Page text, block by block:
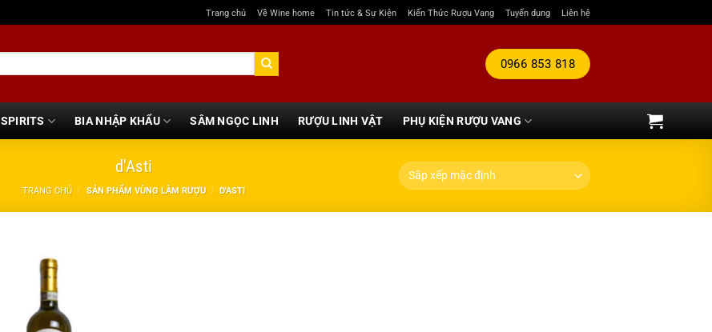
Trang chủ Về Wine home Tin tức & Sự Kiện Kiến Thức Rượu Vang Tuyển dụng Liên hệ
0966 853 818
SPIRITS BIA NHẬP KHẨU SÂM NGỌC LINH RƯỢU LINH VẬT PHỤ KIỆN RƯỢU VANG
d'Asti
TRANG CHỦ / SẢN PHẨM VÙNG LÀM RƯỢU / D'ASTI